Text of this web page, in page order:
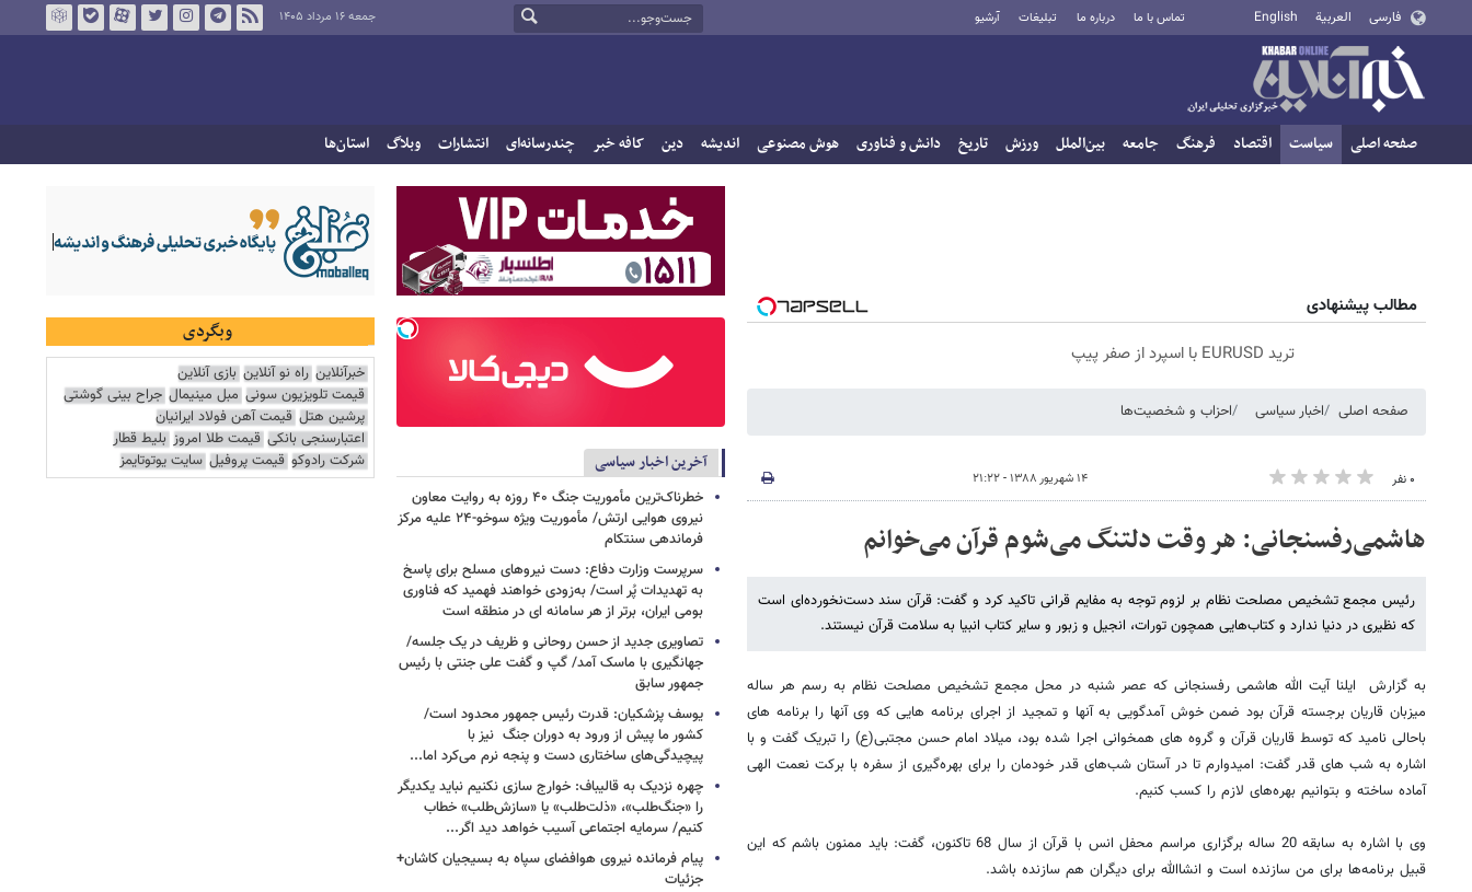
فارسی العربية English تماس با ما درباره ما تبلیغات آرشیو جمعه ۱۶ مرداد ۱۴۰۵
صفحه اصلی سیاست اقتصاد فرهنگ جامعه بین‌الملل ورزش تاریخ دانش و فناوری هوش مصنوعی اندیشه دین کافه خبر چندرسانه‌ای انتشارات وبلاگ استان‌ها
مطالب پیشنهادی
ترید EURUSD با اسپرد از صفر پیپ
صفحه اصلی اخبار سیاسی احزاب و شخصیت‌ها
۰ نفر ۱۴ شهریور ۱۳۸۸ - ۲۱:۲۲
هاشمی‌رفسنجانی: هر وقت دلتنگ می‌شوم قرآن می‌خوانم
رئیس مجمع تشخیص مصلحت نظام بر لزوم توجه به مفایم قرانی تاکید کرد و گفت: قرآن سند دست‌نخورده‌ای است
که نظیری در دنیا ندارد و کتاب‌هایی همچون تورات، انجیل و زبور و سایر کتاب انبیا به سلامت قرآن نیستند.
به گزارش ایلنا آیت الله هاشمی رفسنجانی که عصر شنبه در محل مجمع تشخیص مصلحت نظام به رسم هر ساله
میزبان قاریان برجسته قرآن بود ضمن خوش آمدگویی به آنها و تمجید از اجرای برنامه هایی که وی آنها را برنامه های
باحالی نامید که توسط قاریان قرآن و گروه های همخوانی اجرا شده بود، میلاد امام حسن مجتبی(ع) را تبریک گفت و با
اشاره به شب های قدر گفت: امیدوارم تا در آستان شب‌های قدر خودمان را برای بهره‌گیری از سفره با برکت نعمت الهی
آماده ساخته و بتوانیم بهره‌های لازم را کسب کنیم.
وی با اشاره به سابقه 20 ساله برگزاری مراسم محفل انس با قرآن از سال 68 تاکنون، گفت: باید ممنون باشم که این
قبیل برنامه‌ها برای من سازنده است و انشاالله برای دیگران هم سازنده باشد.
آخرین اخبار سیاسی
خطرناک‌ترین مأموریت جنگ ۴۰ روزه به روایت معاون
نیروی هوایی ارتش/ مأموریت ویژه سوخو-۲۴ علیه مرکز
فرماندهی سنتکام
سرپرست وزارت دفاع: دست نیروهای مسلح برای پاسخ
به تهدیدات پُر است/ به‌زودی خواهند فهمید که فناوری
بومی ایران، برتر از هر سامانه ای در منطقه است
تصاویری جدید از حسن روحانی و ظریف در یک جلسه/
جهانگیری با ماسک آمد/ گپ و گفت علی جنتی با رئیس
جمهور سابق
یوسف پزشکیان: قدرت رئیس‌ جمهور محدود است/
کشور ما پیش از ورود به دوران جنگ نیز با
پیچیدگی‌های ساختاری دست و پنجه نرم می‌کرد اما...
چهره نزدیک به قالیباف: خوارج سازی نکنیم نباید یکدیگر
را «جنگ‌طلب»، «ذلت‌طلب» یا «سازش‌طلب» خطاب
کنیم/ سرمایه اجتماعی آسیب خواهد دید اگر...
پیام فرمانده نیروی هوافضای سپاه به بسیجیان کاشان+
جزئیات
وبگردی
خبرآنلاین راه نو آنلاین بازی آنلاین
قیمت تلویزیون سونی مبل مینیمال جراح بینی گوشتی
پرشین هتل قیمت آهن فولاد ایرانیان
اعتبارسنجی بانکی قیمت طلا امروز بلیط قطار
شرکت رادوکو قیمت پروفیل سایت یوتوتایمز